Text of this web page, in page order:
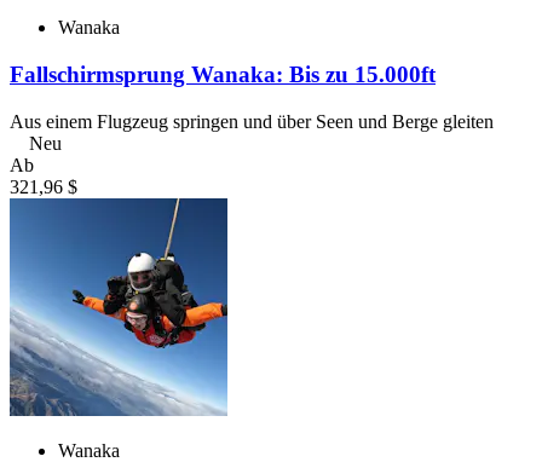
Wanaka
Fallschirmsprung Wanaka: Bis zu 15.000ft
Aus einem Flugzeug springen und über Seen und Berge gleiten
Neu
Ab
321,96 $
Wanaka